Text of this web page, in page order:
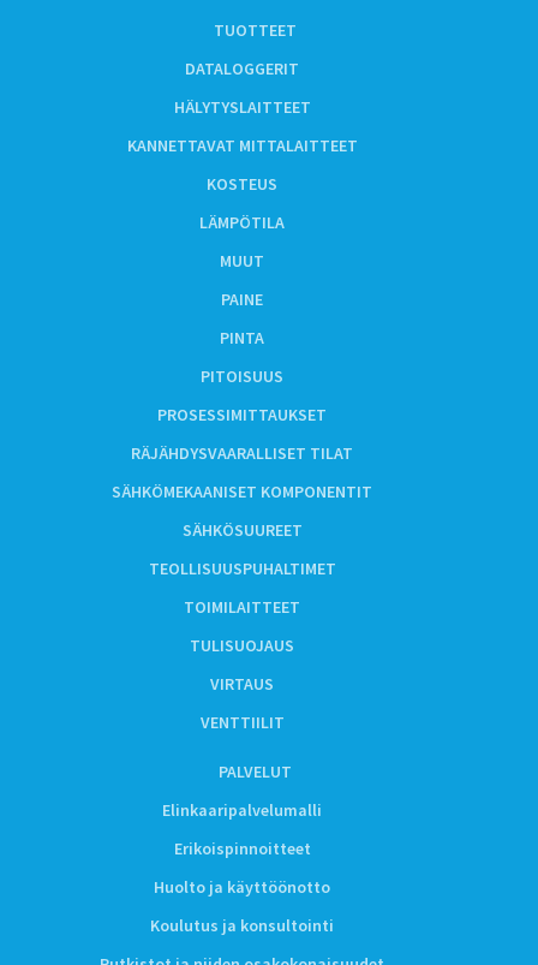
TUOTTEET
DATALOGGERIT
HÄLYTYSLAITTEET
KANNETTAVAT MITTALAITTEET
KOSTEUS
LÄMPÖTILA
MUUT
PAINE
PINTA
PITOISUUS
PROSESSIMITTAUKSET
RÄJÄHDYSVAARALLISET TILAT
SÄHKÖMEKAANISET KOMPONENTIT
SÄHKÖSUUREET
TEOLLISUUSPUHALTIMET
TOIMILAITTEET
TULISUOJAUS
VIRTAUS
VENTTIILIT
PALVELUT
Elinkaaripalvelumalli
Erikoispinnoitteet
Huolto ja käyttöönotto
Koulutus ja konsultointi